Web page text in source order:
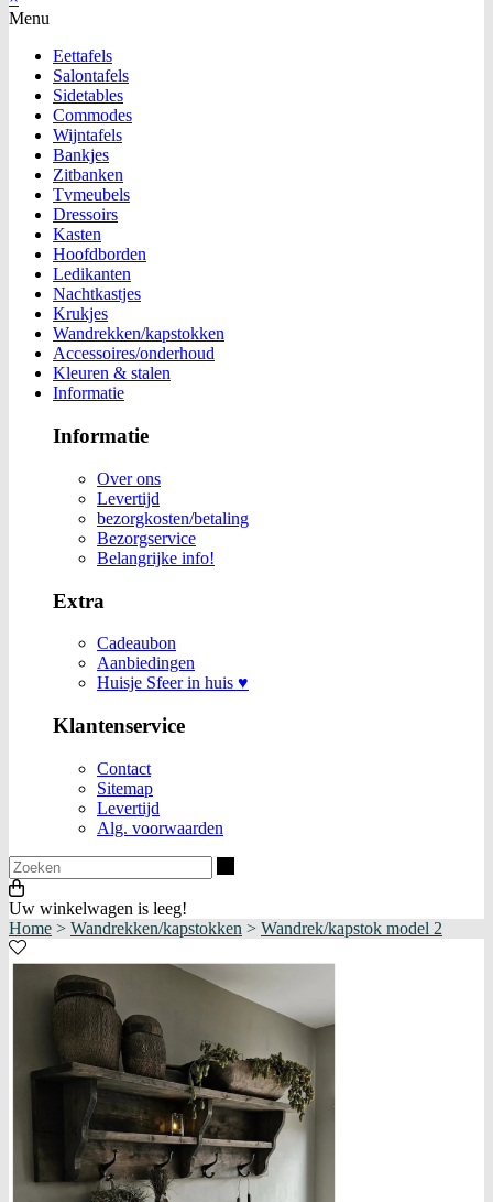
Menu
Eettafels
Salontafels
Sidetables
Commodes
Wijntafels
Bankjes
Zitbanken
Tvmeubels
Dressoirs
Kasten
Hoofdborden
Ledikanten
Nachtkastjes
Krukjes
Wandrekken/kapstokken
Accessoires/onderhoud
Kleuren & stalen
Informatie
Informatie
Over ons
Levertijd
bezorgkosten/betaling
Bezorgservice
Belangrijke info!
Extra
Cadeaubon
Aanbiedingen
Huisje Sfeer in huis ♥
Klantenservice
Contact
Sitemap
Levertijd
Alg. voorwaarden
Uw winkelwagen is leeg!
Home > Wandrekken/kapstokken > Wandrek/kapstok model 2